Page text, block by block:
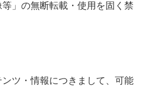
」の無断転載・使用を固く禁
ツ・情報につきまして、可能